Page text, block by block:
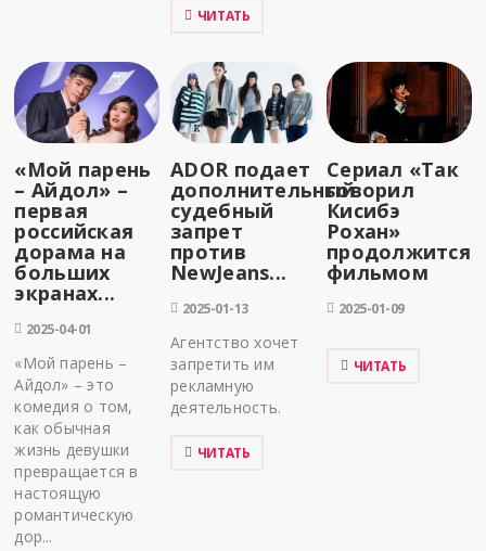
ЧИТАТЬ
«Мой парень
– Айдол» –
первая
российская
дорама на
больших
экранах...
2025-04-01
«Мой парень –
Айдол» – это
комедия о том,
как обычная
жизнь девушки
превращается в
настоящую
романтическую
дор...
ADOR подает
дополнительный
судебный
запрет
против
NewJeans...
2025-01-13
Агентство хочет
запретить им
рекламную
деятельность.
ЧИТАТЬ
Сериал «Так
говорил
Кисибэ
Рохан»
продолжится
фильмом
2025-01-09
ЧИТАТЬ